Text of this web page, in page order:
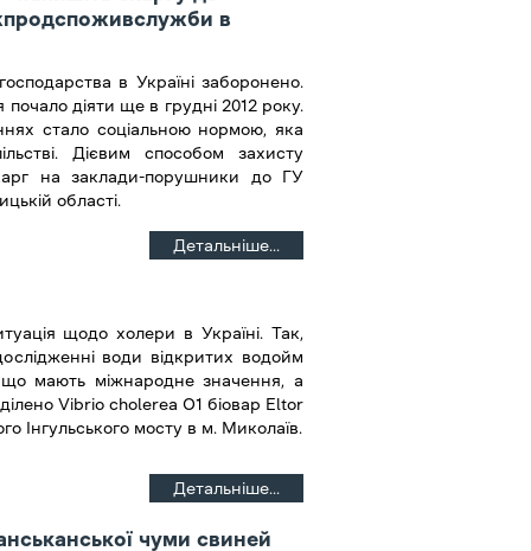
в
в Україні заборонено.
діяти ще в грудні 2012 року.
стало соціальною нормою, яка
Дієвим способом захисту
на заклади-порушники до ГУ
області.
Детальніше...
щодо холери в Україні. Так,
води відкритих водойм
що мають міжнародне значення, а
Vibrio cholerea O1 біовар Eltor
Інгульського мосту в м. Миколаїв.
Детальніше...
чуми свиней